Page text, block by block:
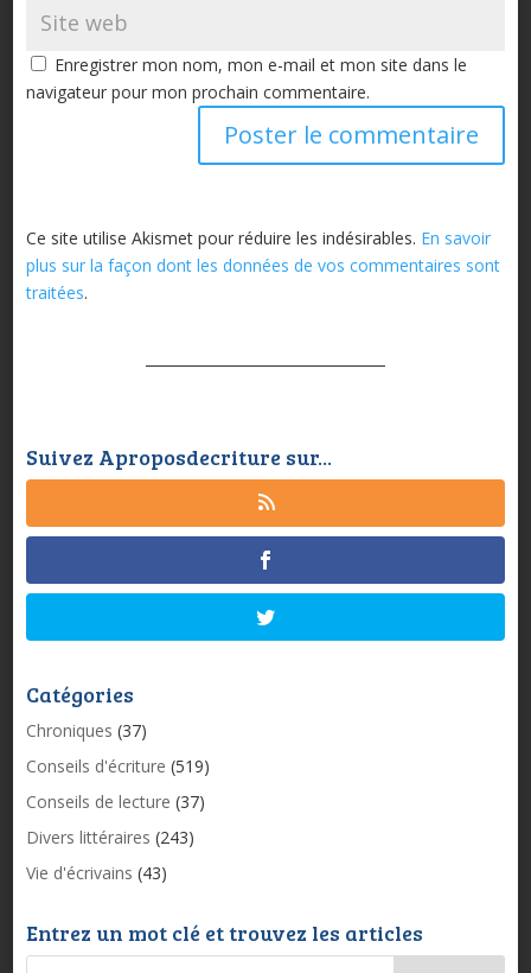
Enregistrer mon nom, mon e-mail et mon site dans le
navigateur pour mon prochain commentaire.
Ce site utilise Akismet pour réduire les indésirables. En savoir
plus sur la façon dont les données de vos commentaires sont
traitées.
Suivez Aproposdecriture sur...
Catégories
Chroniques (37)
Conseils d'écriture (519)
Conseils de lecture (37)
Divers littéraires (243)
Vie d'écrivains (43)
Entrez un mot clé et trouvez les articles